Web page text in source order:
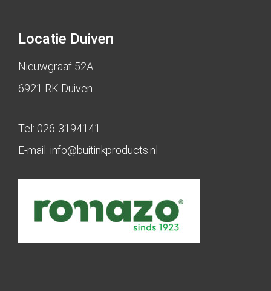
Locatie Duiven
Nieuwgraaf 52A
6921 RK Duiven
Tel: 026-3194141
E-mail: info@buitinkproducts.nl